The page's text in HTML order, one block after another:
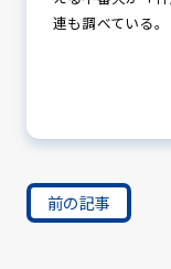
連も調べている。
前の記事